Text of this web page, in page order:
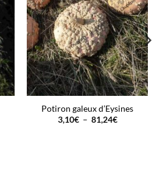
Potiron galeux d’Eysines
3,10€ – 81,24€Plage